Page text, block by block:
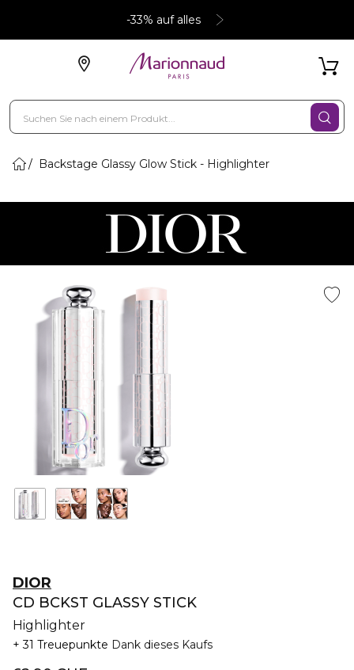
-33% auf alles
Backstage Glassy Glow Stick - Highlighter
DIOR
CD BCKST GLASSY STICK
Highlighter
31 Treuepunkte Dank dieses Kaufs